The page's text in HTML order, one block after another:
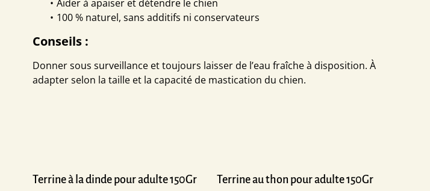
Aider à apaiser et détendre le chien
100 % naturel, sans additifs ni conservateurs
Conseils :
Donner sous surveillance et toujours laisser de l’eau fraîche à disposition. À
adapter selon la taille et la capacité de mastication du chien.
Terrine à la dinde pour adulte 150Gr Terrine au thon pour adulte 150Gr